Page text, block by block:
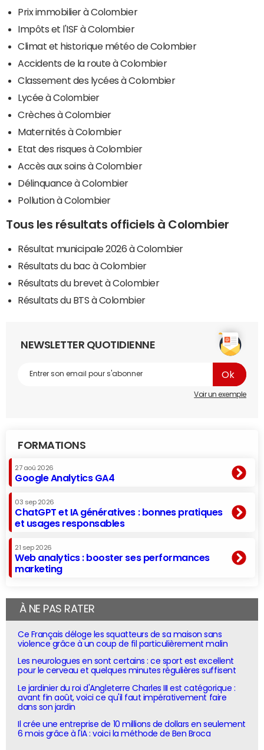
Prix immobilier à Colombier
Impôts et l'ISF à Colombier
Climat et historique météo de Colombier
Accidents de la route à Colombier
Classement des lycées à Colombier
Lycée à Colombier
Crèches à Colombier
Maternités à Colombier
Etat des risques à Colombier
Accès aux soins à Colombier
Délinquance à Colombier
Pollution à Colombier
Tous les résultats officiels à Colombier
Résultat municipale 2026 à Colombier
Résultats du bac à Colombier
Résultats du brevet à Colombier
Résultats du BTS à Colombier
NEWSLETTER QUOTIDIENNE
Voir un exemple
FORMATIONS
27 aoû 2026
Google Analytics GA4
03 sep 2026
ChatGPT et IA génératives : bonnes pratiques
et usages responsables
21 sep 2026
Web analytics : booster ses performances
marketing
À NE PAS RATER
Ce Français déloge les squatteurs de sa maison sans
violence grâce à un coup de fil particulièrement malin
Les neurologues en sont certains : ce sport est excellent
pour le cerveau et quelques minutes régulières suffisent
Le jardinier du roi d'Angleterre Charles III est catégorique :
avant fin août, voici ce qu'il faut impérativement faire
dans son jardin
Il crée une entreprise de 10 millions de dollars en seulement
6 mois grâce à l'IA : voici la méthode de Ben Broca